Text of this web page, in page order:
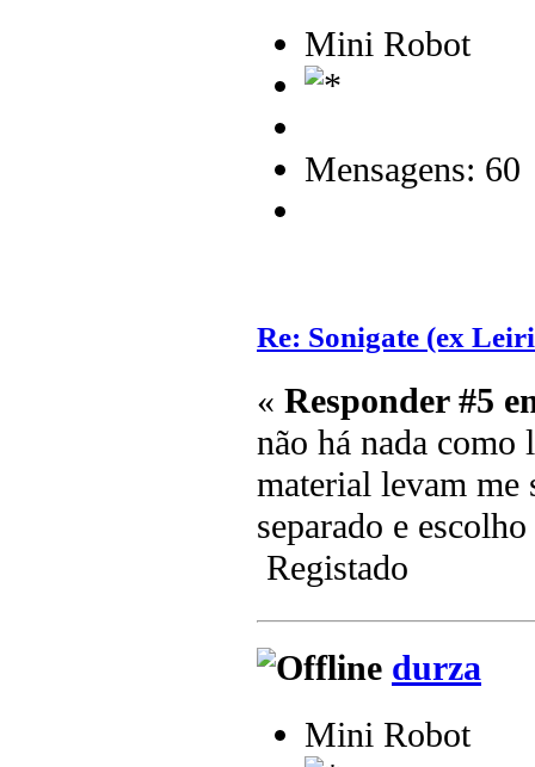
Mini Robot
Mensagens: 60
Re: Sonigate (ex
« Responder #5
não há nada
material levam me
separado e
Registado
durza
Mini Robot